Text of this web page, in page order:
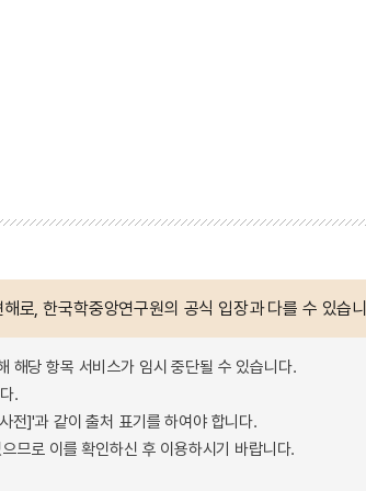
로, 한국학중앙연구원의 공식 입장과 다를 수 있습
해당 항목 서비스가 임시 중단될 수 있습니다.
.
전]'과 같이 출처 표기를 하여야 합니다.
므로 이를 확인하신 후 이용하시기 바랍니다.